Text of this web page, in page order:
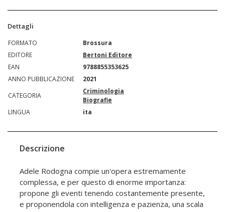
Dettagli
FORMATO
Brossura
EDITORE
Bertoni Editore
EAN
9788855353625
ANNO PUBBLICAZIONE
2021
CATEGORIA
Criminologia
Biografie
LINGUA
ita
Descrizione
Adele Rodogna compie un'opera estremamente
complessa, e per questo di enorme importanza:
propone gli eventi tenendo costantemente presente,
e proponendola con intelligenza e pazienza, una scala